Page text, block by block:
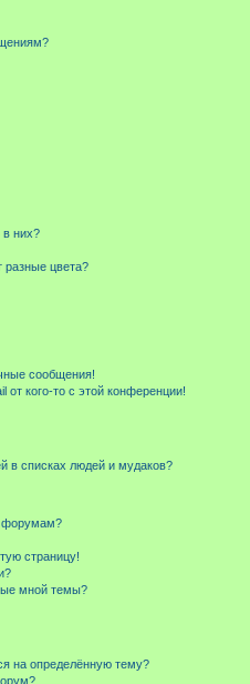
в них?
разные цвета?
сообщения!
кого-то с этой конференции!
в списках людей и мудаков?
форумам?
страницу!
мной темы?
на определённую тему?